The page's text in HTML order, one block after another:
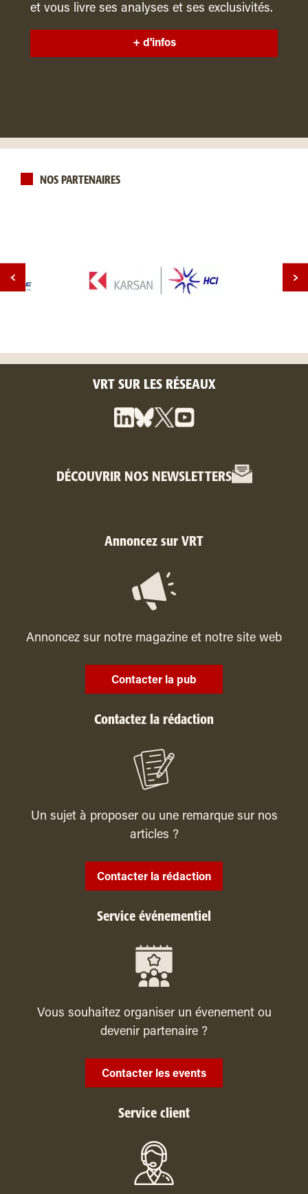
et vous livre ses analyses et ses exclusivités.
+ d'infos
NOS PARTENAIRES
VRT SUR LES RÉSEAUX
DÉCOUVRIR NOS NEWSLETTERS
Annoncez sur VRT
Annoncez sur notre magazine et notre site web
Contacter la pub
Contactez la rédaction
Un sujet à proposer ou une remarque sur nos
articles ?
Contacter la rédaction
Service événementiel
Vous souhaitez organiser un évenement ou
devenir partenaire ?
Contacter les events
Service client